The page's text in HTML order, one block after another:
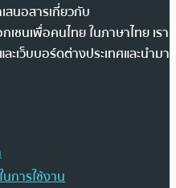
สนอสารเกี่ยวกับ
เชนเพื่อคนไทย ในภาษาไทย เรา
เว็บบอร์ดต่างประเทศและนำมา
การใช้งาน